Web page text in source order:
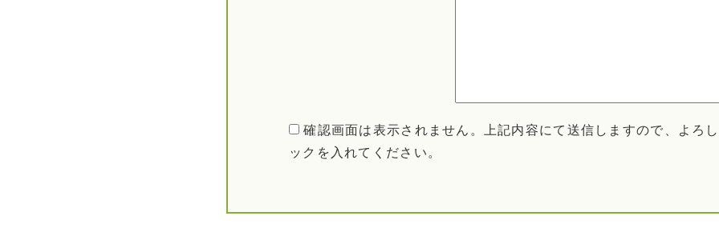
確認画面は表示されません。上記内容にて送信しますので、よろ
ックを入れてください。